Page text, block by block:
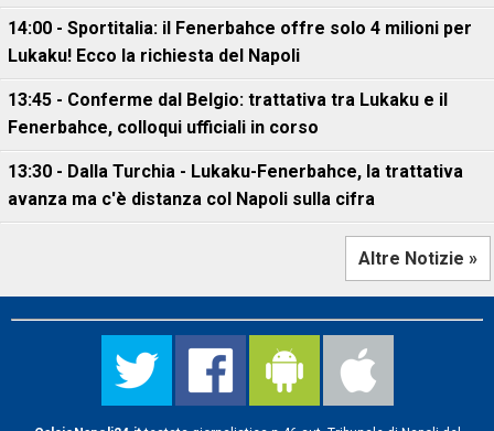
14:00 - Sportitalia: il Fenerbahce offre solo 4 milioni per
Lukaku! Ecco la richiesta del Napoli
13:45 - Conferme dal Belgio: trattativa tra Lukaku e il
Fenerbahce, colloqui ufficiali in corso
13:30 - Dalla Turchia - Lukaku-Fenerbahce, la trattativa
avanza ma c'è distanza col Napoli sulla cifra
Altre Notizie »